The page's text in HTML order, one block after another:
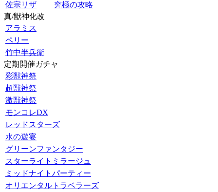
佐宗リザ
究極の攻略
真/獣神化改
アラミス
ペリー
竹中半兵衛
定期開催ガチャ
彩獣神祭
超獣神祭
激獣神祭
モンコレDX
レッドスターズ
水の遊宴
グリーンファンタジー
スターライトミラージュ
ミッドナイトパーティー
オリエンタルトラベラーズ